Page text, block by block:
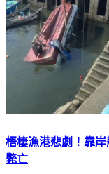
梧棲漁港悲劇！靠
斃亡